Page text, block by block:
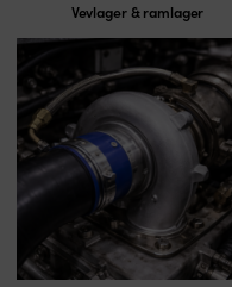
Vevlager & ramlager